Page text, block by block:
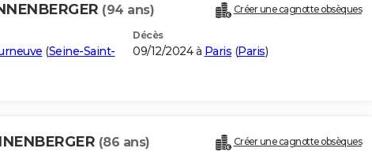
(94 ans) Créer une cagnotte obsèques
(Seine-Saint-
Décès
09/12/2024 à Paris (Paris)
(86 ans) Créer une cagnotte obsèques